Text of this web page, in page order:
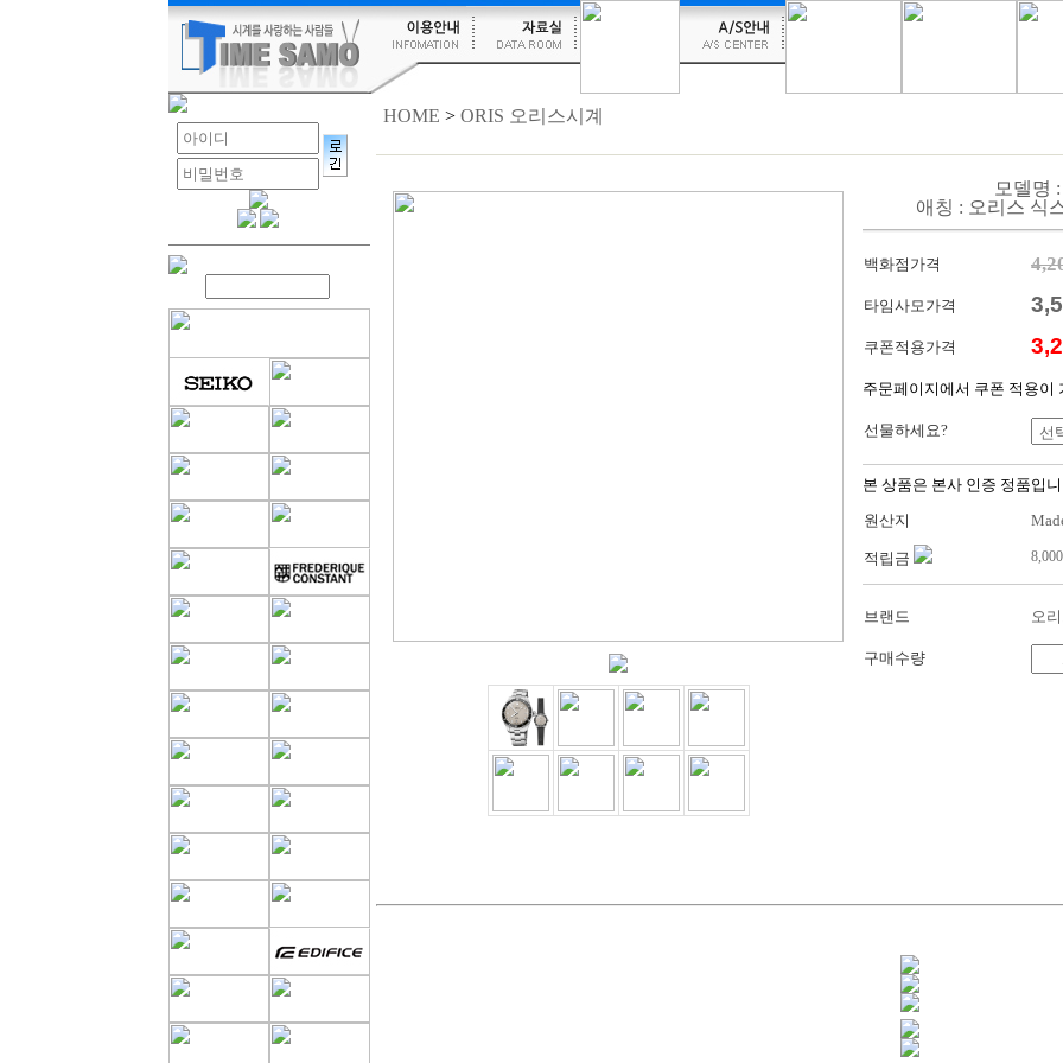
HOME > ORIS 오리스시계
모델명
애칭 : 오리스 식
백화점가격
타임사모가격
쿠폰적용가격
주문페이지에서 쿠폰 적용이
선물하세요?
본 상품은 본사 인증 정품입
원산지
적립금 8,000
브랜드 오
구매수량